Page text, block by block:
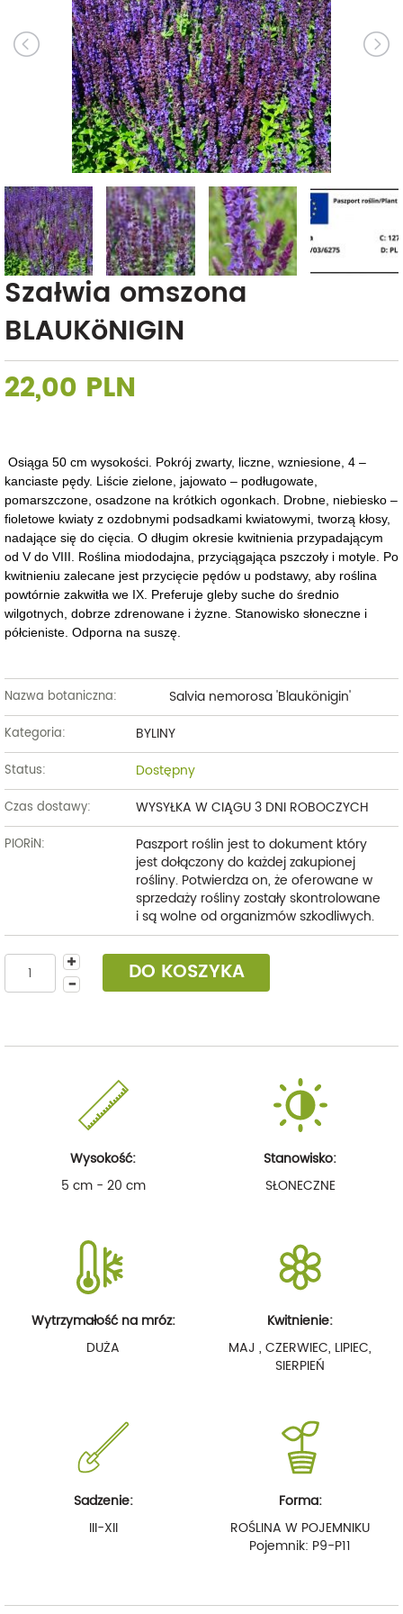
Szałwia omszona
BLAUKöNIGIN
22,00 PLN
Osiąga 50 cm wysokości. Pokrój zwarty, liczne, wzniesione, 4 –
kanciaste pędy. Liście zielone, jajowato – podługowate,
pomarszczone, osadzone na krótkich ogonkach. Drobne, niebiesko –
fioletowe kwiaty z ozdobnymi podsadkami kwiatowymi, tworzą kłosy,
nadające się do cięcia. O długim okresie kwitnienia przypadającym
od V do VIII. Roślina miododajna, przyciągająca pszczoły i motyle. Po
kwitnieniu zalecane jest przycięcie pędów u podstawy, aby roślina
powtórnie zakwitła we IX. Preferuje gleby suche do średnio
wilgotnych, dobrze zdrenowane i żyzne. Stanowisko słoneczne i
półcieniste. Odporna na suszę.
Nazwa botaniczna: Salvia nemorosa 'Blaukönigin'
Kategoria: BYLINY
Status: Dostępny
Czas dostawy: WYSYŁKA W CIĄGU 3 DNI ROBOCZYCH
PIORiN:
Paszport roślin jest to dokument który
jest dołączony do każdej zakupionej
rośliny. Potwierdza on, że oferowane w
sprzedaży rośliny zostały skontrolowane
i są wolne od organizmów szkodliwych.
DO KOSZYKA
Wysokość:
5 cm - 20 cm
Stanowisko:
SŁONECZNE
Wytrzymałość na mróz:
DUŻA
Kwitnienie:
MAJ , CZERWIEC, LIPIEC,
SIERPIEŃ
Sadzenie:
III-XII
Forma:
ROŚLINA W POJEMNIKU
Pojemnik: P9-P11